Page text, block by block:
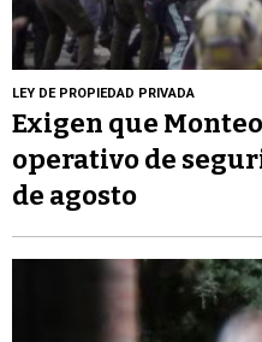
LEY DE PROPIEDAD PRIVADA
Exigen que
operativo de
de agosto